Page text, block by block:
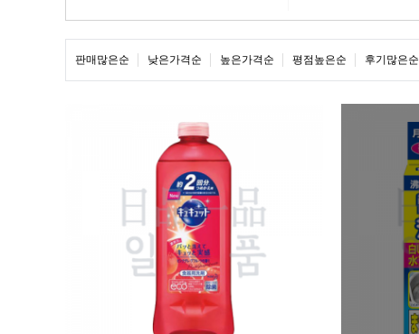
판매많은순 낮은가격순 높은가격순 평점높은순 후기많은순